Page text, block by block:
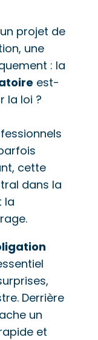
projet de
une
: la
est-
la loi ?
cette
dans la
la
Derrière
un
et